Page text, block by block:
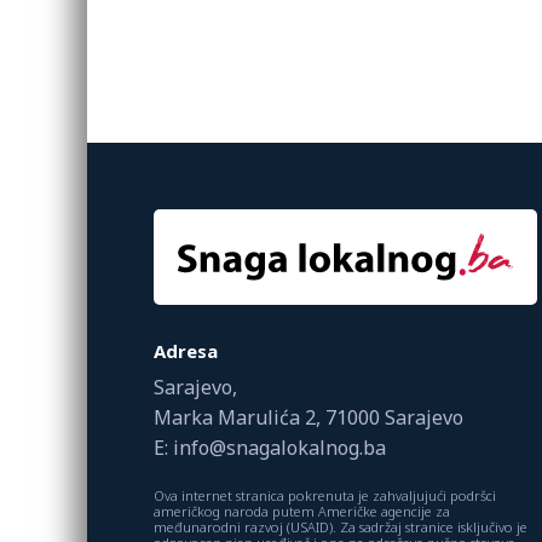
Adresa
Sarajevo,
Marka Marulića 2, 71000 Sarajevo
E: info@snagalokalnog.ba
Ova internet stranica pokrenuta je zahvaljujući podršci
američkog naroda putem Američke agencije za
međunarodni razvoj (USAID). Za sadržaj stranice isključivo je